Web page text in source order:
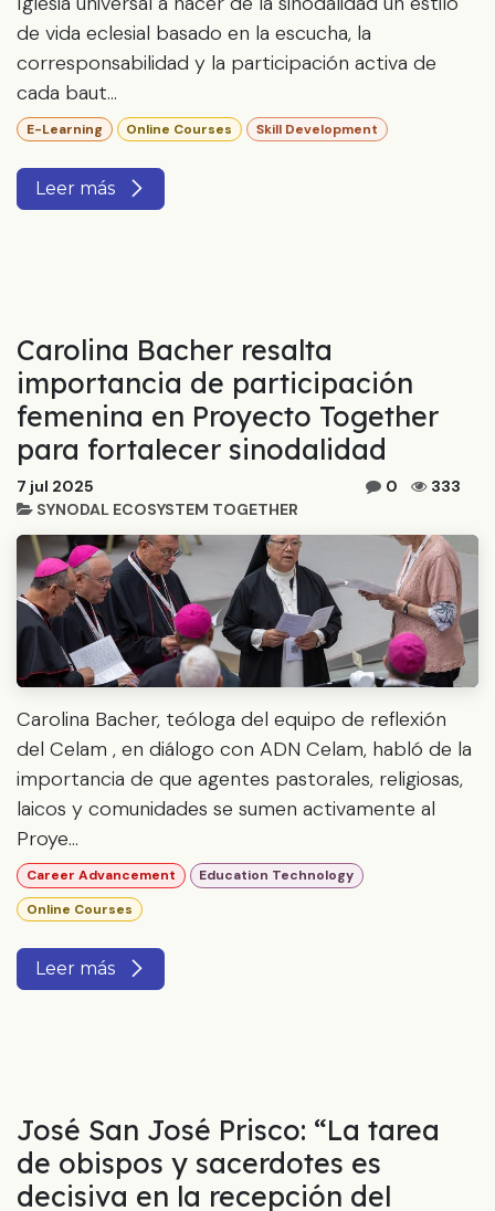
de vida eclesial basado en la escucha, la
corresponsabilidad y la participación activa de
cada baut...
E-Learning Online Courses Skill Development
Leer más
Carolina Bacher resalta
importancia de participación
femenina en Proyecto Together
para fortalecer sinodalidad
7 jul 2025 0
333
SYNODAL ECOSYSTEM TOGETHER
Carolina Bacher, teóloga del equipo de reflexión
del Celam , en diálogo con ADN Celam, habló de la
importancia de que agentes pastorales, religiosas,
laicos y comunidades se sumen activamente al
Proye...
Career Advancement
Education Technology
Online Courses
Leer más
José San José Prisco: “La tarea
de obispos y sacerdotes es
decisiva en la recepción del